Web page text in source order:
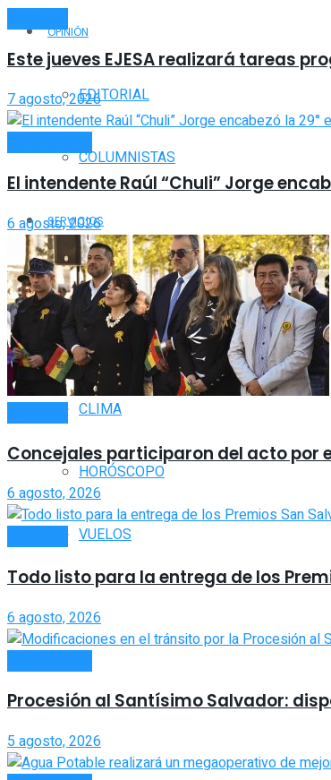
OPINIÓN
EDITORIAL
COLUMNISTAS
SERVICIOS
FARMACIAS
TOMBOLA
CLIMA
HORÓSCOPO
VUELOS
Este jueves EJESA realizará tareas
7 agosto, 2026
El intendente Raúl “Chuli” Jorge
6 agosto, 2026
Concejales participaron del acto por
6 agosto, 2026
Todo listo para la entrega de los
6 agosto, 2026
Procesión al Santísimo Salvador:
5 agosto, 2026